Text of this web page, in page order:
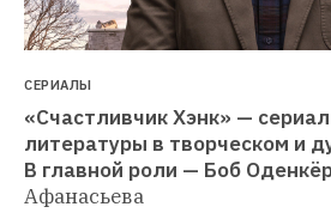
СЕРИАЛЫ
«Счастливчик Хэнк» —
литературы в творческом и
В главной роли — Боб
Афанасьева